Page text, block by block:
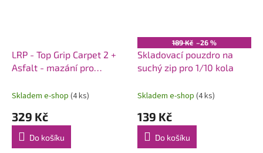
LRP - Top Grip Carpet 2 +
Asfalt - mazání pro
Skladem e-shop (4 ks)
329 Kč
Do košíku
189 Kč –26 %
Skladovací pouzdro na
suchý zip pro 1/10 kola
Skladem e-shop (4 ks)
139 Kč
Do košíku